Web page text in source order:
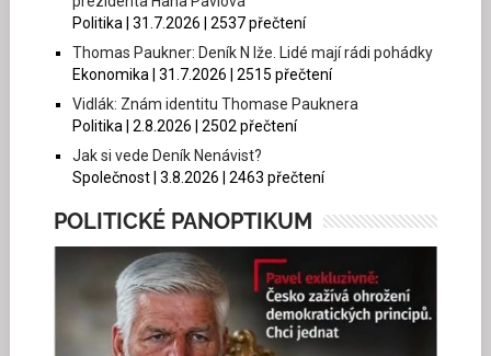
Politika | 31.7.2026 | 2537 přečtení
Thomas Paukner: Deník N lže. Lidé mají rádi pohádky
Ekonomika | 31.7.2026 | 2515 přečtení
Vidlák: Znám identitu Thomase Pauknera
Politika | 2.8.2026 | 2502 přečtení
Jak si vede Deník Nenávist?
Společnost | 3.8.2026 | 2463 přečtení
POLITICKÉ PANOPTIKUM